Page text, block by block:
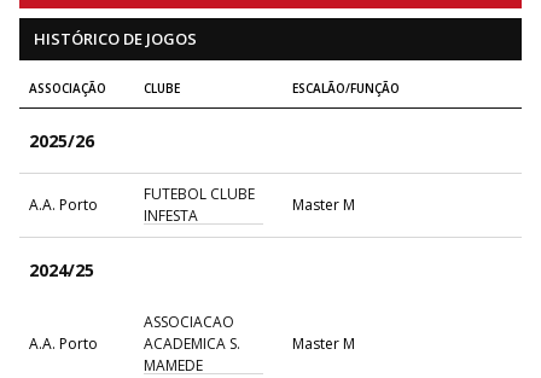
HISTÓRICO DE JOGOS
ASSOCIAÇÃO CLUBE ESCALÃO/FUNÇÃO
2025/26
A.A. Porto
FUTEBOL CLUBE
INFESTA
Master M
2024/25
A.A. Porto
ASSOCIACAO
ACADEMICA S.
MAMEDE
Master M